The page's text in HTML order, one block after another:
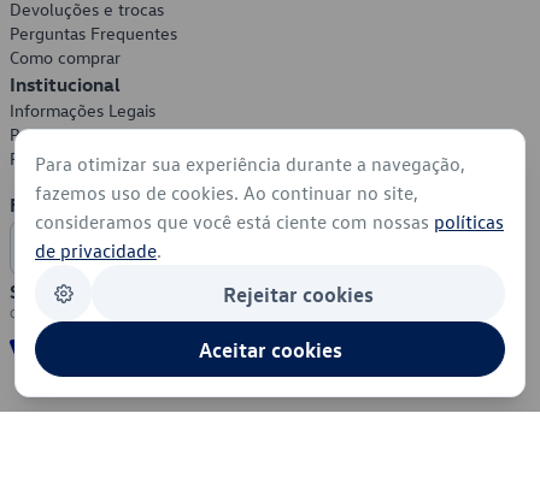
Devoluções e trocas
Perguntas Frequentes
Como comprar
Institucional
Informações Legais
Política de Privacidade
Política de Cookies
Formas de Pagamento
Segurança
Para otimizar sua experiência durante a navegação,
fazemos uso de cookies. Ao continuar no site,
consideramos que você está ciente com nossas políticas
de privacidade.
Rejeitar cookies
Aceitar cookies